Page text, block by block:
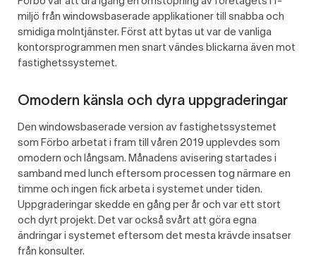
miljö från windowsbaserade applikationer till snabba och
smidiga molntjänster. Först att bytas ut var de vanliga
kontorsprogrammen men snart vändes blickarna även mot
fastighetssystemet.
Omodern känsla och dyra uppgraderingar
Den windowsbaserade version av fastighetssystemet
som Förbo arbetat i fram till våren 2019 upplevdes som
omodern och långsam. Månadens avisering startades i
samband med lunch eftersom processen tog närmare en
timme och ingen fick arbeta i systemet under tiden.
Uppgraderingar skedde en gång per år och var ett stort
och dyrt projekt. Det var också svårt att göra egna
ändringar i systemet eftersom det mesta krävde insatser
från konsulter.